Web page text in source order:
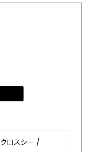
クロスシー /